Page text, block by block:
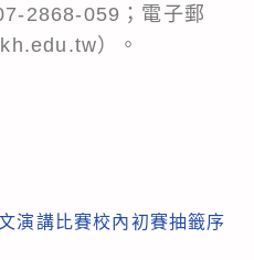
2868-059；電子郵
）。
演講比賽校內初賽抽籤序